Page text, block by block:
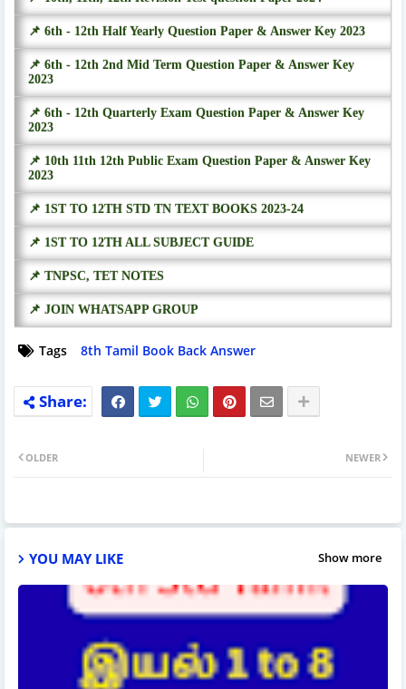
📌 6th - 12th Half Yearly Question Paper & Answer Key 2023
📌 6th - 12th 2nd Mid Term Question Paper & Answer Key
2023
📌 6th - 12th Quarterly Exam Question Paper & Answer Key
2023
📌 10th 11th 12th Public Exam Question Paper & Answer Key
2023
📌 1ST TO 12TH STD TN TEXT BOOKS 2023-24
📌 1ST TO 12TH ALL SUBJECT GUIDE
📌 TNPSC, TET NOTES
📌 JOIN WHATSAPP GROUP
Tags 8th Tamil Book Back Answer
NEWER
OLDER
YOU MAY LIKE Show more